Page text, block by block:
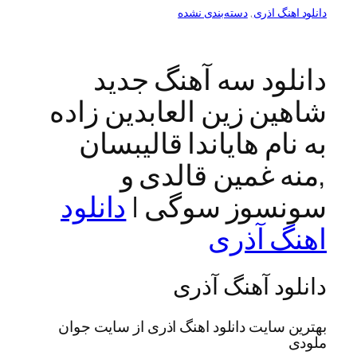
اذری, دسته‌بندی نشده
سه آهنگ جدید
زین العابدین زاده
هایاندا قالیبسان
غمین قالدی و
سوگی |دانلود
آذری
آهنگ آذری
دانلود اهنگ اذری از سایت جوان